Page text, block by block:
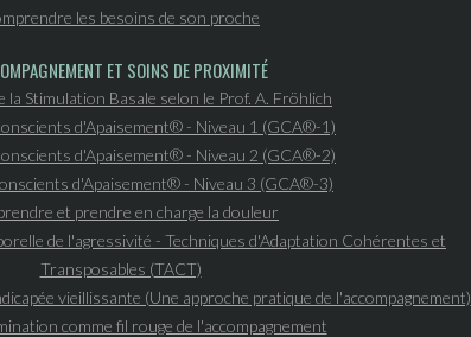
les besoins de son proche
ET SOINS DE PROXIMITÉ
la Stimulation Basale selon le Prof. A. Fröhlich
d'Apaisement® - Niveau 1 (GCA®-1)
d'Apaisement® - Niveau 2 (GCA®-2)
d'Apaisement® - Niveau 3 (GCA®-3)
et prendre en charge la douleur
de l'agressivité - Techniques d'Adaptation Cohérentes et
Transposables (TACT)
vieillissante (Une approche pratique de l'accompagnement)
comme fil rouge de l'accompagnement